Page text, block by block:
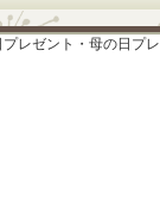
レゼント・母の日プ